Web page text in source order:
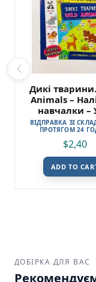
Дикі
Animals –
навчалки –
ВІДПРАВКА ЗІ
ПРОТЯГОМ 24
$2,40
ADD TO
ДОБІРКА ДЛЯ ВАС